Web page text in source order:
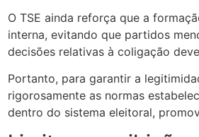
O TSE ainda reforça que a
interna, evitando que partidos
decisões relativas à coligação
Portanto, para garantir a
rigorosamente as normas
dentro do sistema eleitoral,